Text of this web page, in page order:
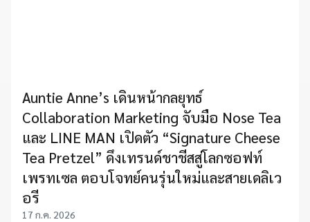
Auntie Anne’s เดินหน้ากลยุทธ์
Collaboration Marketing จับมือ Nose Tea
และ LINE MAN เปิดตัว “Signature Cheese
Tea Pretzel” ดึงเทรนด์ชาชีสสู่โลกซอฟท์
เพรทเซล ตอบโจทย์คนรุ่นใหม่และสายเดลิเว
อรี
17 ก.ค. 2026